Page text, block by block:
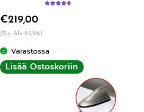
€219,00
(Sis. Alv 25,5%)
Varastossa
Lisää Ostoskoriin